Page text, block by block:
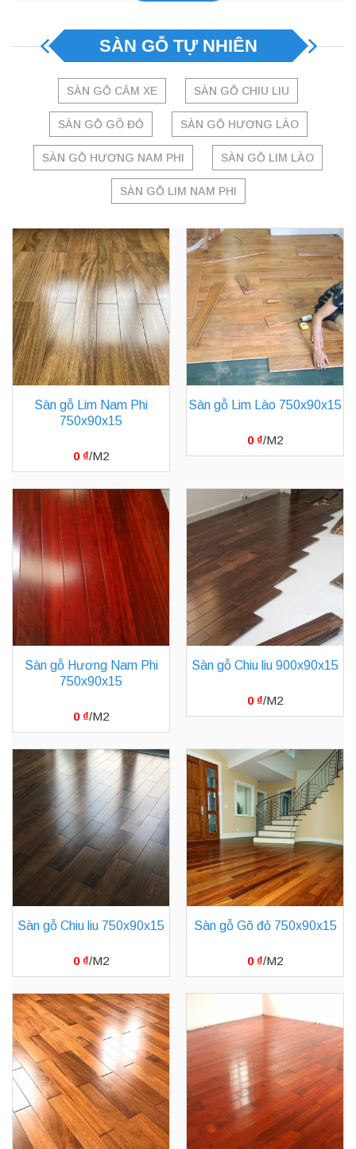
SÀN GỖ TỰ NHIÊN
SÀN GỖ CĂM XE SÀN GỖ CHIU LIU
SÀN GỖ GÕ ĐỎ SÀN GỖ HƯƠNG LÀO
SÀN GỖ HƯƠNG NAM PHI SÀN GỖ LIM LÀO
SÀN GỖ LIM NAM PHI
Sàn gỗ Lim Nam Phi
750x90x15
0 ₫
Sàn gỗ Lim Lào 750x90x15
0 ₫
Sàn gỗ Hương Nam Phi
750x90x15
0 ₫
Sàn gỗ Chiu liu 900x90x15
0 ₫
Sàn gỗ Chiu liu 750x90x15
0 ₫
Sàn gỗ Gõ đỏ 750x90x15
0 ₫